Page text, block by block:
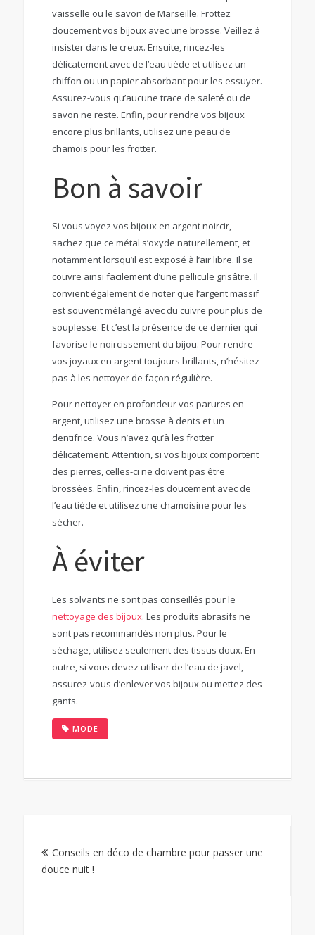
vaisselle ou le savon de Marseille. Frottez
doucement vos bijoux avec une brosse. Veillez à
insister dans le creux. Ensuite, rincez-les
délicatement avec de l’eau tiède et utilisez un
chiffon ou un papier absorbant pour les essuyer.
Assurez-vous qu’aucune trace de saleté ou de
savon ne reste. Enfin, pour rendre vos bijoux
encore plus brillants, utilisez une peau de
chamois pour les frotter.
Bon à savoir
Si vous voyez vos bijoux en argent noircir,
sachez que ce métal s’oxyde naturellement, et
notamment lorsqu’il est exposé à l’air libre. Il se
couvre ainsi facilement d’une pellicule grisâtre. Il
convient également de noter que l’argent massif
est souvent mélangé avec du cuivre pour plus de
souplesse. Et c’est la présence de ce dernier qui
favorise le noircissement du bijou. Pour rendre
vos joyaux en argent toujours brillants, n’hésitez
pas à les nettoyer de façon régulière.
Pour nettoyer en profondeur vos parures en
argent, utilisez une brosse à dents et un
dentifrice. Vous n’avez qu’à les frotter
délicatement. Attention, si vos bijoux comportent
des pierres, celles-ci ne doivent pas être
brossées. Enfin, rincez-les doucement avec de
l’eau tiède et utilisez une chamoisine pour les
sécher.
À éviter
Les solvants ne sont pas conseillés pour le
nettoyage des bijoux. Les produits abrasifs ne
sont pas recommandés non plus. Pour le
séchage, utilisez seulement des tissus doux. En
outre, si vous devez utiliser de l’eau de javel,
assurez-vous d’enlever vos bijoux ou mettez des
gants.
MODE
de
Conseils en déco de chambre pour passer une
douce nuit !